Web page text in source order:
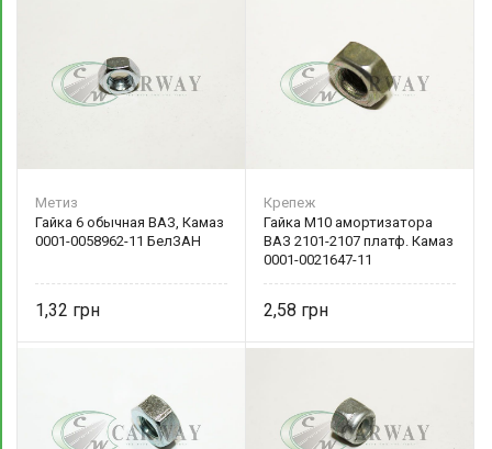
Метиз
Гайка 6 обычная ВАЗ, Камаз
0001-0058962-11 БелЗАН
1,32
Крепеж
Гайка М10 амортизатора
ВАЗ 2101-2107 платф. Камаз
0001-0021647-11
2,58